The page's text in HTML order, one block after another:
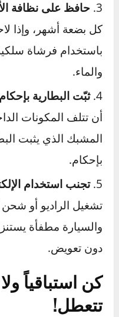
قم برحلات أطول:
من 15 دقيقة) لا تمنح
شحن الطاقة التي
حاول القيام برحلة
واحدة في الأسبوع على
تأكد من إطفاء كل
قم بفحص سريع للتأكد
والداخلية والراديو.